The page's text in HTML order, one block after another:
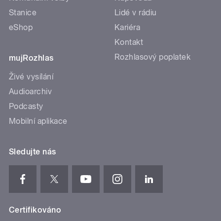
Stanice
eShop
mujRozhlas
Živé vysílání
Audioarchiv
Podcasty
Mobilní aplikace
Lidé v rádiu
Kariéra
Kontakt
Rozhlasový poplatek
Sledujte nás
Certifikováno